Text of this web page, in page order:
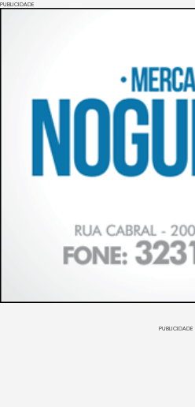
PUBLICIDADE
PUBLICIDADE